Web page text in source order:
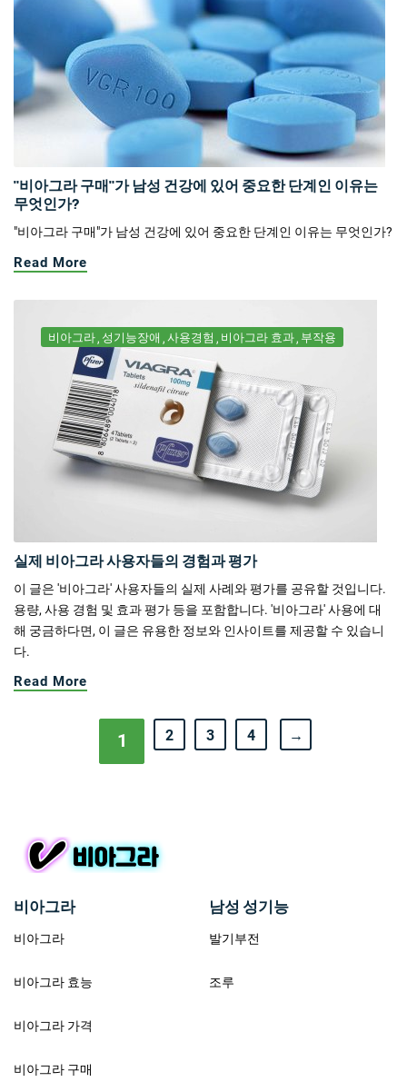
"비아그라 구매"가 남성 건강에 있어 중요한 단계인 이유는
무엇인가?
"비아그라 구매"가 남성 건강에 있어 중요한 단계인 이유는 무엇인가?
Read More
비아그라 성기능장애 사용경험 비아그라 효과 부작용
실제 비아그라 사용자들의 경험과 평가
이 글은 '비아그라' 사용자들의 실제 사례와 평가를 공유할 것입니다.
용량, 사용 경험 및 효과 평가 등을 포함합니다. '비아그라' 사용에 대
해 궁금하다면, 이 글은 유용한 정보와 인사이트를 제공할 수 있습니
다.
Read More
1 2 3 4 →
비아그라
비아그라
비아그라 효능
비아그라 가격
비아그라 구매
남성 성기능
발기부전
조루